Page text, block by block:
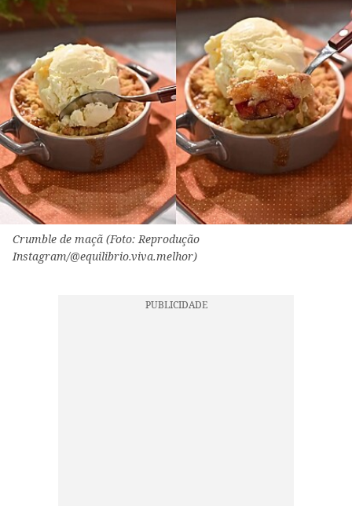
Crumble de maçã (Foto: Reprodução
Instagram/@equilibrio.viva.melhor)